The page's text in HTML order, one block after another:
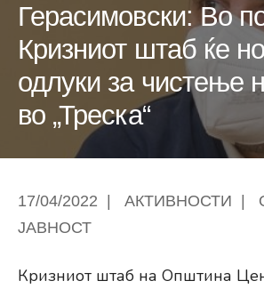
Герасимовски: Во
Кризниот штаб ќе
одлуки за чистење
во „Треска“
17/04/2022 АКТИВНОСТИ
ЈАВНОСТ
Кризниот штаб на Општина